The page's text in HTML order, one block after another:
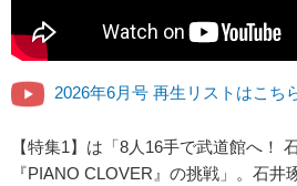
2026年6月号 再生リストはこち
【特集1】は「8人16手で武道館へ！
『PIANO CLOVER』の挑戦」。石井